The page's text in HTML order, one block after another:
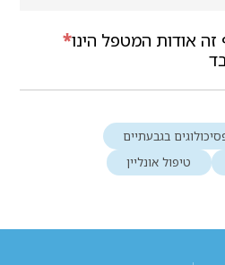
*אודות המטפל הינו
בגבעתיים
טיפול אונליין